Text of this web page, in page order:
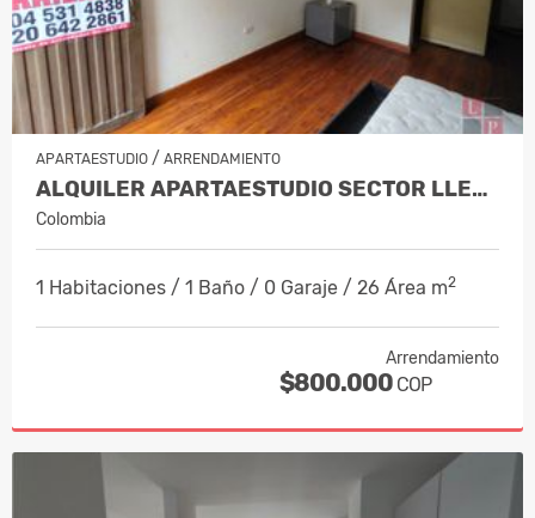
APARTAESTUDIO / ARRENDAMIENTO
ALQUILER APARTAESTUDIO SECTOR LLERAS,…
Colombia
1 Habitaciones / 1 Baño / 0 Garaje / 26 Área m2
Arrendamiento
$800.000 COP